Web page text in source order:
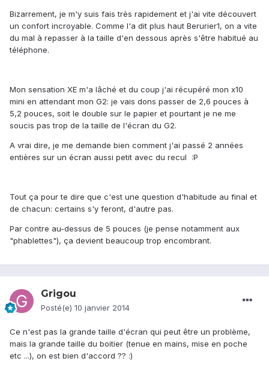
Bizarrement, je m'y suis fais très rapidement et j'ai vite découvert
un confort incroyable. Comme l'a dit plus haut Berurier1, on a vite
du mal à repasser à la taille d'en dessous après s'être habitué au
téléphone.
Mon sensation XE m'a lâché et du coup j'ai récupéré mon x10
mini en attendant mon G2: je vais dons passer de 2,6 pouces à
5,2 pouces, soit le double sur le papier et pourtant je ne me
soucis pas trop de la taille de l'écran du G2.
A vrai dire, je me demande bien comment j'ai passé 2 années
entières sur un écran aussi petit avec du recul :P
Tout ça pour te dire que c'est une question d'habitude au final et
de chacun: certains s'y feront, d'autre pas.
Par contre au-dessus de 5 pouces (je pense notamment aux
"phablettes"), ça devient beaucoup trop encombrant.
Grigou
Posté(e) 10 janvier 2014
Ce n'est pas la grande taille d'écran qui peut être un problème,
mais la grande taille du boitier (tenue en mains, mise en poche
etc ...), on est bien d'accord ?? :)